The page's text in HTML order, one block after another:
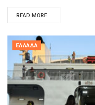
READ MORE...
ΕΛΛΆΔΑ